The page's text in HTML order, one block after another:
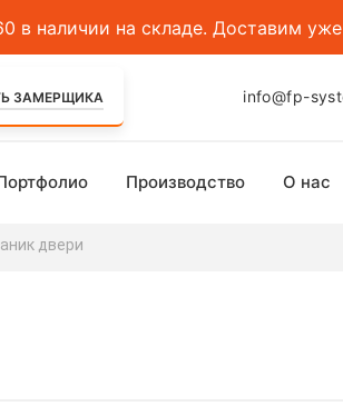
в наличии на складе. Доставим уже
ЗАМЕРЩИКА info@fp-
Производство О нас
двери